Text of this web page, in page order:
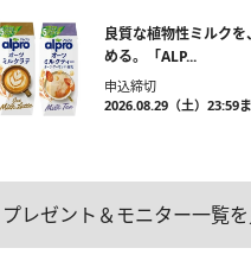
良質な植物性ミルク
める。「ALP...
申込締切
2026.08.29（土）23:59
プレゼント＆モニター一覧